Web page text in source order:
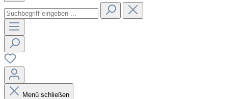
Menü schließen